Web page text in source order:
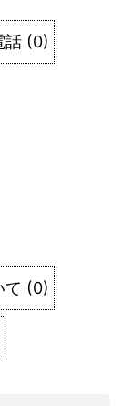
話 (0)
て (0)